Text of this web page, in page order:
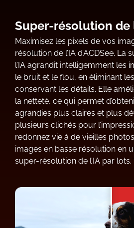
Super-résolution de
Maximisez les pixels de vos
résolution de l’IA d’ACDSee.
l’IA agrandit intelligemment les
le bruit et le flou, en éliminant
conservant les détails. Elle
la netteté, ce qui permet
agrandies plus claires et plus
plusieurs clichés pour
redonnez vie à de vieilles
images en basse résolution en
super-résolution de l’IA par lots.